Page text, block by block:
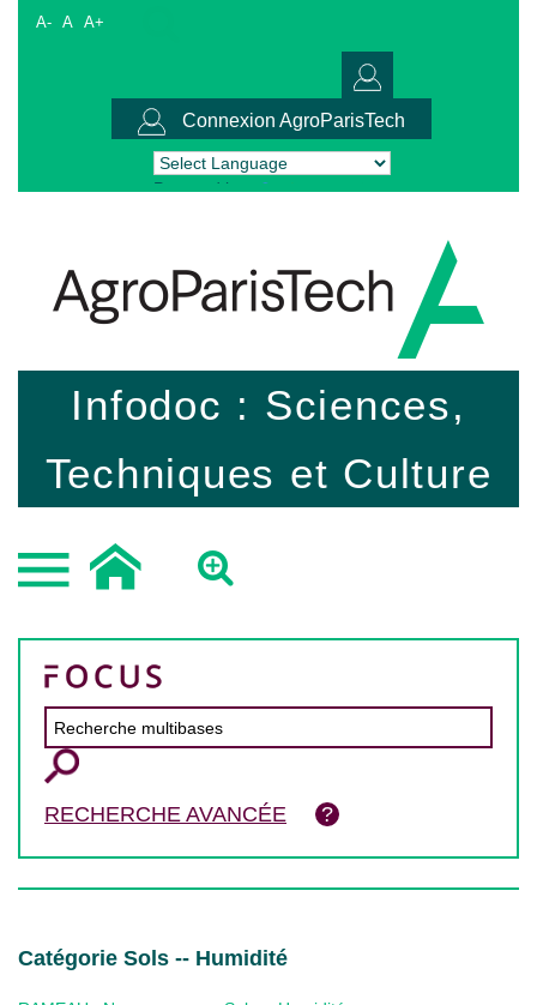
A- A A+
Connexion AgroParisTech
Powered by Translate
Infodoc : Sciences,
Techniques et Culture
RECHERCHE AVANCÉE
Catégorie Sols -- Humidité